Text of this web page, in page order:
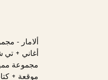
ألامار -
أغاني +
مجموعة
موقعة +